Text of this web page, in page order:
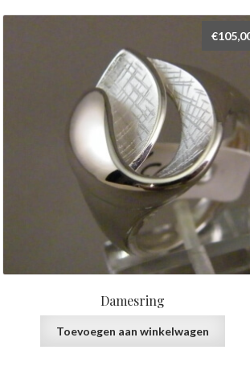
Damesring
€
Toevoegen aan winkelwagen